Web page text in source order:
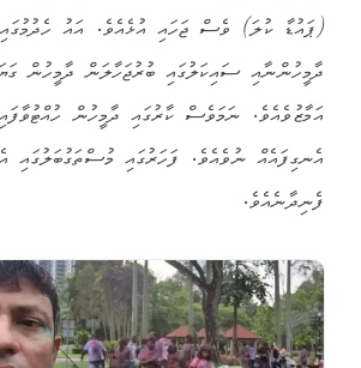
(ޕައުޑާ ކުލަ) ވެސް ޖަހައި އުޅެއެވެ. އައު
ދާމީހުންނާއި ސައިކަލުގައި ބުރުޖަހާލަން ދާމީހުން
އަމާޒުވެއެވެ. ނަމަވެސް ކާރުގައި ދާމީހުން
އެނގިފައެއް ނުވެއެވެ. ފަހަރުގައި މުސްތަގުބަލުގައި
ފެނިދާނެއެވެ.